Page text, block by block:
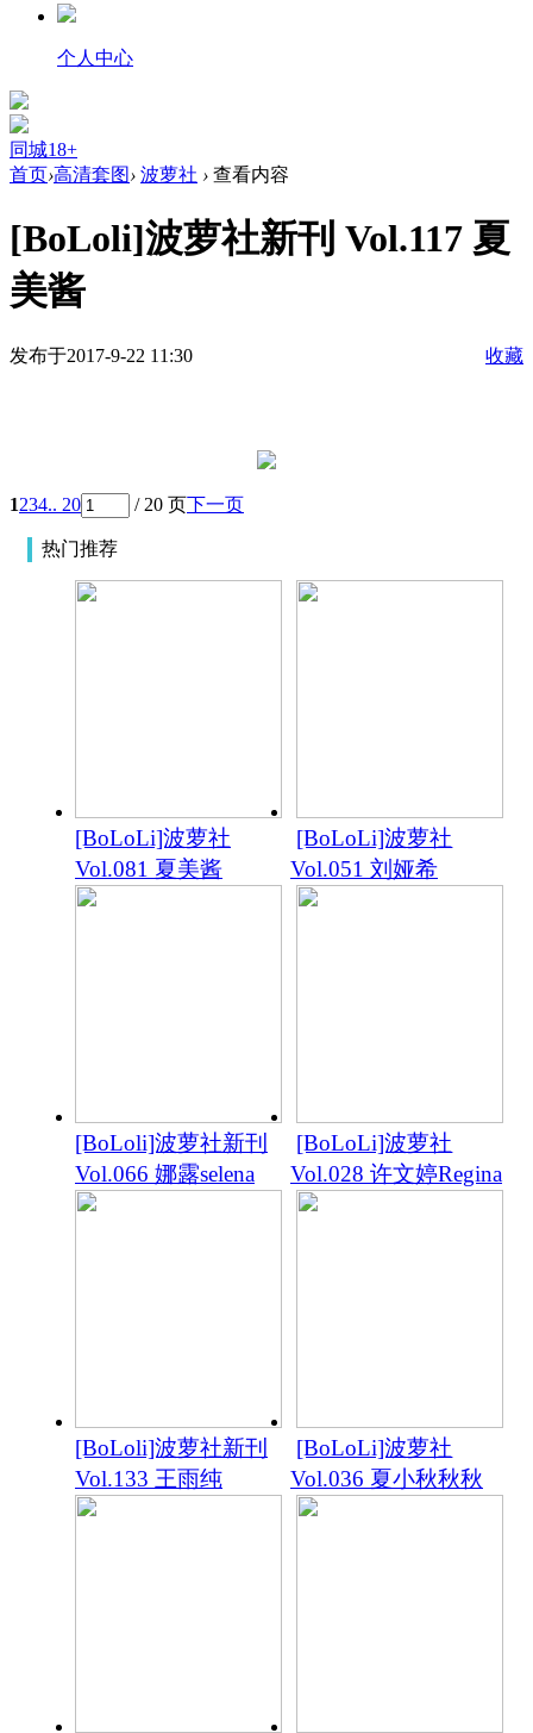
个人中心
同城18+
首页›高清套图› 波萝社 › 查看内容
[BoLoli]波萝社新刊 Vol.117 夏
美酱
发布于2017-9-22 11:30 收藏
1234.. 20 / 20 页下一页
热门推荐
[BoLoLi]波萝社
Vol.081 夏美酱
[BoLoLi]波萝社
Vol.051 刘娅希
[BoLoli]波萝社新刊
Vol.066 娜露selena
[BoLoLi]波萝社
Vol.028 许文婷Regina
[BoLoli]波萝社新刊
Vol.133 王雨纯
[BoLoLi]波萝社
Vol.036 夏小秋秋秋